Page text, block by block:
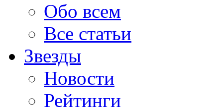
Обо всем
Все статьи
Звезды
Новости
Рейтинги